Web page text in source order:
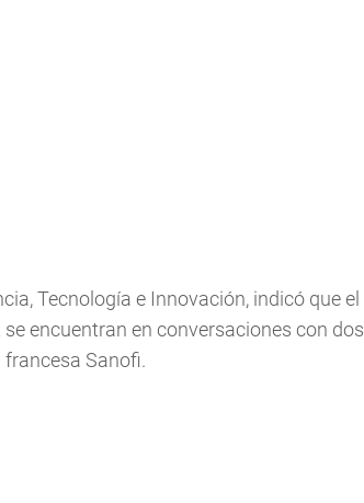
Tecnología e Innovación, indicó que el
encuentran en conversaciones con dos
Sanofi.